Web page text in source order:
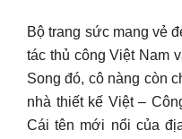
Bộ trang sức mang vẻ
tác thủ công Việt Nam
Song đó, cô nàng còn
nhà thiết kế Việt –
Cái tên mới nổi của